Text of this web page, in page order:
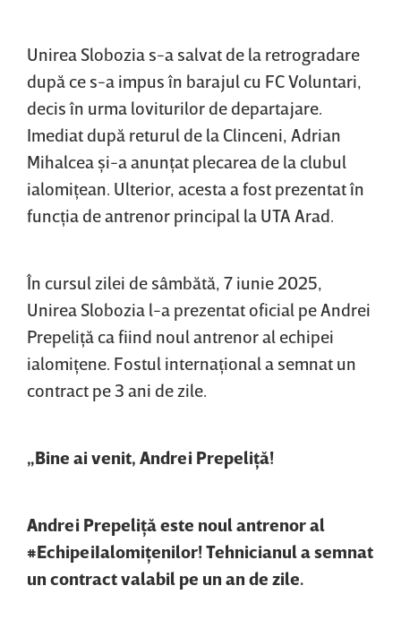
Unirea Slobozia s-a salvat de la retrogradare
după ce s-a impus în barajul cu FC Voluntari,
decis în urma loviturilor de departajare.
Imediat după returul de la Clinceni, Adrian
Mihalcea şi-a anunţat plecarea de la clubul
ialomiţean. Ulterior, acesta a fost prezentat în
funcţia de antrenor principal la UTA Arad.
În cursul zilei de sâmbătă, 7 iunie 2025,
Unirea Slobozia l-a prezentat oficial pe Andrei
Prepeliţă ca fiind noul antrenor al echipei
ialomiţene. Fostul internaţional a semnat un
contract pe 3 ani de zile.
„Bine ai venit, Andrei Prepeliţă!
Andrei Prepeliţă este noul antrenor al
#EchipeiIalomiţenilor! Tehnicianul a semnat
un contract valabil pe un an de zile.